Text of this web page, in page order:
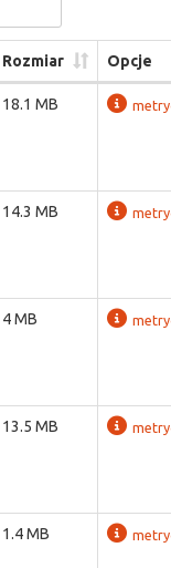
Rozmiar Opcje
18.1 MB
14.3 MB
4 MB
13.5 MB
1.4 MB